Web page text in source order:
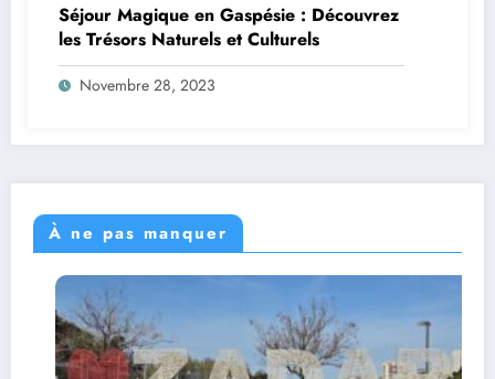
Séjour Magique en Gaspésie : Découvrez
les Trésors Naturels et Culturels
Novembre 28, 2023
À ne pas manquer